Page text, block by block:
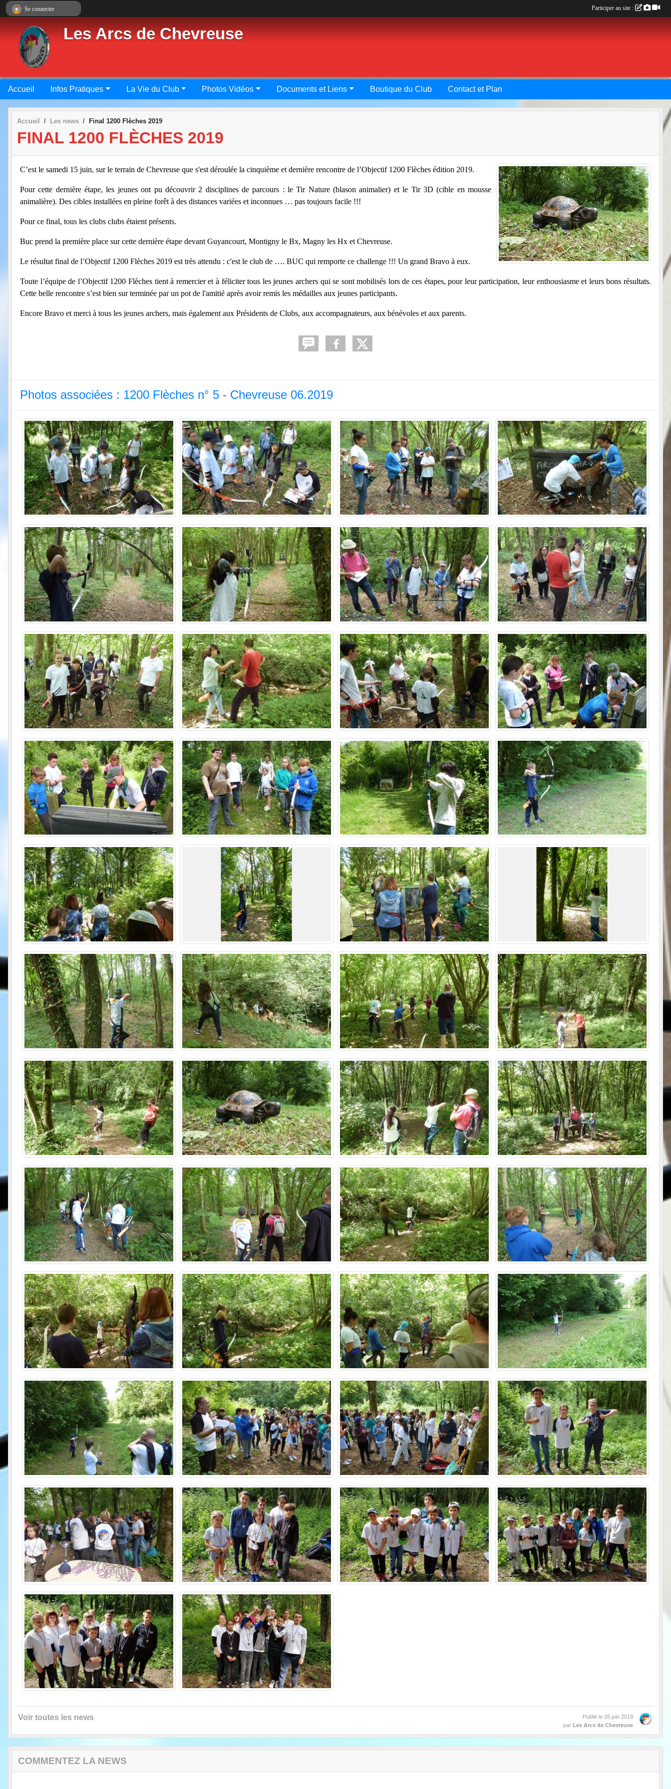
Les Arcs de Chevreuse
Accueil Infos Pratiques La Vie du Club Photos Vidéos Documents et Liens Boutique du Club Contact et Plan
Accueil Les news Final 1200 Flèches 2019
FINAL 1200 FLÈCHES 2019
C’est le samedi 15 juin, sur le terrain de Chevreuse que s'est déroulée la cinquième et dernière rencontre de l’Objectif 1200 Flèches édition 2019.
Pour cette dernière étape, les jeunes ont pu découvrir 2 disciplines de parcours : le Tir Nature (blason animalier) et le Tir 3D (cible en mousse
animalière). Des cibles installées en pleine forêt à des distances variées et inconnues … pas toujours facile !!!
Pour ce final, tous les clubs clubs étaient présents.
Buc prend la première place sur cette dernière étape devant Guyancourt, Montigny le Bx, Magny les Hx et Chevreuse.
Le résultat final de l’Objectif 1200 Flèches 2019 est très attendu : c'est le club de …. BUC qui remporte ce challenge !!! Un grand Bravo à eux.
Toute l’équipe de l’Objectif 1200 Flèches tient à remercier et à féliciter tous les jeunes archers qui se sont mobilisés lors de ces étapes, pour leur participation, leur enthousiasme et leurs bons résultats.
Cette belle rencontre s’est bien sur terminée par un pot de l'amitié après avoir remis les médailles aux jeunes participants.
Encore Bravo et merci à tous les jeunes archers, mais également aux Présidents de Clubs, aux accompagnateurs, aux bénévoles et aux parents.
Photos associées : 1200 Flèches n° 5 - Chevreuse 06.2019
Voir toutes les news Publié le 26 juin 2019
par
Les Arcs de Chevreuse
COMMENTEZ LA NEWS
Se connecter Participer au site :
Panneau de gestion des cookies